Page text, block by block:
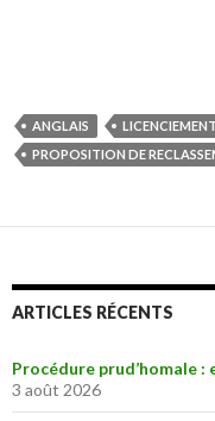
ANGLAIS
PROPOSITION DE
ARTICLES RÉCENTS
Procédure prud’homale
3 août 2026